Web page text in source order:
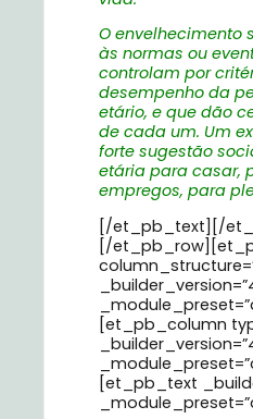
O envelhecimento
às normas ou
controlam por
desempenho da
etário, e que dão
de cada um. Um
forte sugestão
etária para casar,
empregos, para
[/et_pb_text][/
[/
[et_pb_column
[et_pb_text